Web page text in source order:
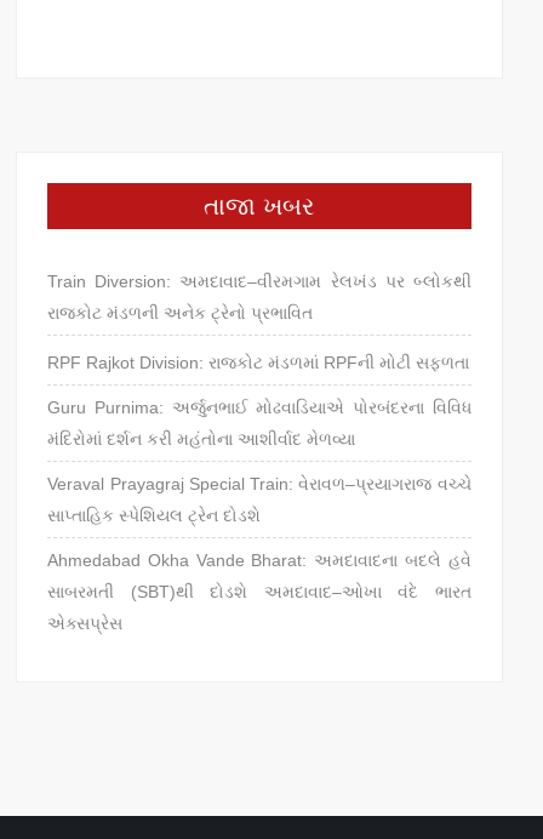
તાજા ખબર
Train Diversion: અમદાવાદ–વીરમગામ રેલખંડ પર બ્લોકથી
રાજકોટ મંડળની અનેક ટ્રેનો પ્રભાવિત
RPF Rajkot Division: રાજકોટ મંડળમાં RPFની મોટી સફળતા
Guru Purnima: અર્જુનભાઈ મોઢવાડિયાએ પોરબંદરના વિવિધ
મંદિરોમાં દર્શન કરી મહંતોના આશીર્વાદ મેળવ્યા
Veraval Prayagraj Special Train: વેરાવળ–પ્રયાગરાજ વચ્ચે
સાપ્તાહિક સ્પેશિયલ ટ્રેન દોડશે
Ahmedabad Okha Vande Bharat: અમદાવાદના બદલે હવે
સાબરમતી (SBT)થી દોડશે અમદાવાદ–ઓખા વંદે ભારત
એક્સપ્રેસ